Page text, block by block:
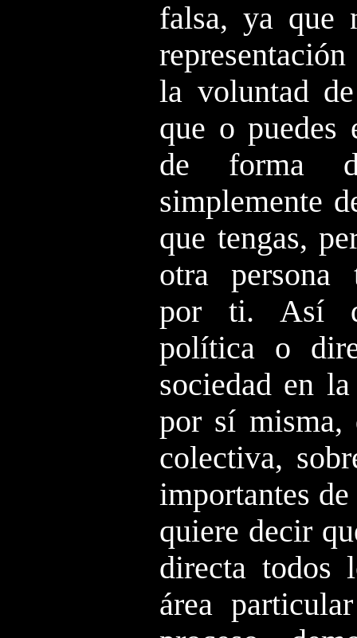
falsa, ya que
la voluntad
que o puedes
de forma
simplemente
que tengas,
otra persona
por ti. Así
política o
sociedad en
por sí misma,
colectiva,
importantes
quiere decir
directa todos
área